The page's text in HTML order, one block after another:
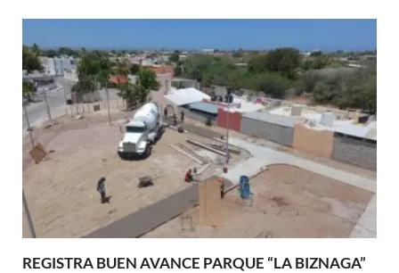
REGISTRA BUEN AVANCE PARQUE “LA BIZNAGA”